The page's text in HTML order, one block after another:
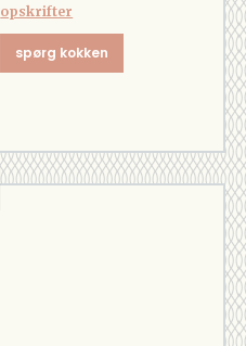
opskrifter
spørg kokken